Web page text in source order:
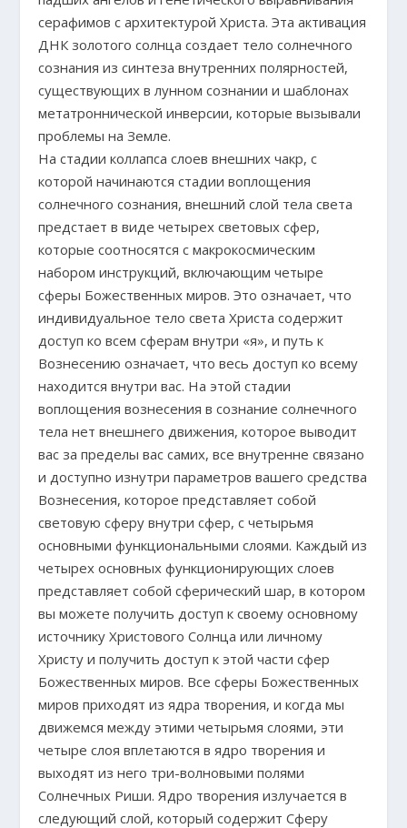
серафимов с архитектурой Христа. Эта активация
ДНК золотого солнца создает тело солнечного
сознания из синтеза внутренних полярностей,
существующих в лунном сознании и шаблонах
метатроннической инверсии, которые вызывали
проблемы на Земле.
На стадии коллапса слоев внешних чакр, с
которой начинаются стадии воплощения
солнечного сознания, внешний слой тела света
предстает в виде четырех световых сфер,
которые соотносятся с макрокосмическим
набором инструкций, включающим четыре
сферы Божественных миров. Это означает, что
индивидуальное тело света Христа содержит
доступ ко всем сферам внутри «я», и путь к
Вознесению означает, что весь доступ ко всему
находится внутри вас. На этой стадии
воплощения вознесения в сознание солнечного
тела нет внешнего движения, которое выводит
вас за пределы вас самих, все внутренне связано
и доступно изнутри параметров вашего средства
Вознесения, которое представляет собой
световую сферу внутри сфер, с четырьмя
основными функциональными слоями. Каждый из
четырех основных функционирующих слоев
представляет собой сферический шар, в котором
вы можете получить доступ к своему основному
источнику Христового Солнца или личному
Христу и получить доступ к этой части сфер
Божественных миров. Все сферы Божественных
миров приходят из ядра творения, и когда мы
движемся между этими четырьмя слоями, эти
четыре слоя вплетаются в ядро творения и
выходят из него три-волновыми полями
Солнечных Риши. Ядро творения излучается в
следующий слой, который содержит Сферу